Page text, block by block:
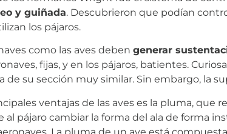
y guiñada. Descubrieron que podían
los pájaros.
como las aves deben generar
fijas, y en los pájaros, batientes.
de su sección muy similar. Sin embargo, la
ventajas de las aves es la pluma, que
pájaro cambiar la forma del ala de forma
La pluma de un ave está